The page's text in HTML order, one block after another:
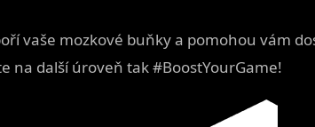
vaše mozkové buňky a pomohou vám
na další úroveň tak #BoostYourGame!